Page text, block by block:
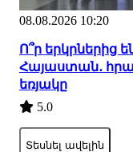
08.08.2026 10:20
Ո՞ր երկրներից
Հայաստան․
եռյակը
5.0
Տեսնել ավելին